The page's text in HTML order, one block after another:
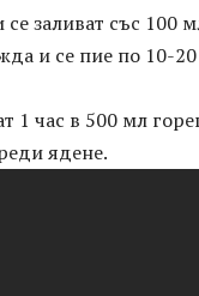
заливат със 100
и се пие по 10-
1 час в 500 мл
ядене.